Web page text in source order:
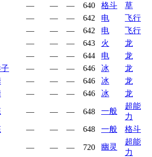
— — — 640 格斗
草
— — — 642 电
飞行
— — — 642 电
飞行
— — — 643 火
龙
— — — 644 电
龙
— — — 646 冰
龙
— — — 646 冰
龙
— — — 646 冰 龙
— — — 648 一般
超能
力
— — — 648 一般 格斗
— — — 720 幽灵
超能
力